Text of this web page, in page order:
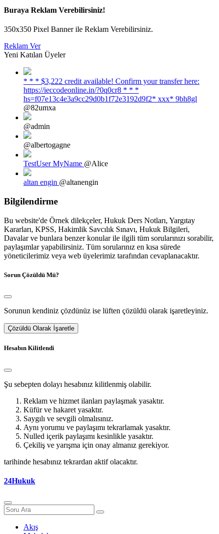
Buraya Reklam Verebilirsiniz!
350x350 Pixel Banner ile Reklam Verebilirsiniz.
Reklam Ver
Yeni Katılan Üyeler
* * * $3,222 credit available! Confirm your transfer here:
https://ieccodeonline.in/?0q0cr8 * * *
hs=f07e13c4e3a9cc29d0b1f72e3192d9f2* ххх* 9bh8gl
@82umxa
@admin
@albertogagne
TestUser MyName @Alice
altan engin @altanengin
Bilgilendirme
Bu website'de Örnek dilekçeler, Hukuk Ders Notları, Yargıtay
Kararları, KPSS, Hakimlik Savcılık Sınavı, Hukuk Bilgileri,
Davalar ve bunlara benzer konular ile ilgili tüm sorularınızı sorabilir,
paylaşımlar yapabilirsiniz. Tüm sorularınız en kısa sürede
yöneticilerimiz veya web üyelerimiz tarafından cevaplanacaktır.
Sorun Çözüldü Mü?
Sorunun kendiniz çözdünüz ise lüften çözüldü olarak işaretleyiniz.
Çözüldü Olarak İşaretle
Hesabın Kilitlendi
Şu sebepten dolayı hesabınız kilitlenmiş olabilir.
Reklam ve hizmet ilanları paylaşmak yasaktır.
Küfür ve hakaret yasaktır.
Saygılı ve sevgili olmalısınız.
Aynı yorumu ve paylaşımı tekrarlamak yasaktır.
Nulled içerik paylaşımı kesinlikle yasaktır.
Çekiliş ve yarışma için onay almanız gerekiyor.
tarihinde hesabınız tekrardan aktif olacaktır.
24Hukuk
Akış